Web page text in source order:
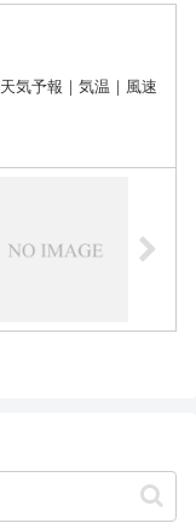
気予報｜気温｜風速